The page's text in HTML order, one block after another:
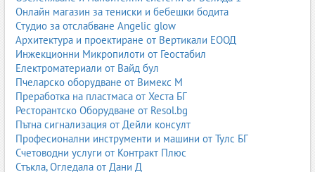
Онлайн магазин за тениски и бебешки бодита
Студио за отслабване Angelic glow
Архитектура и проектиране от Вертикали ЕООД
Инжекционни Микропилоти от Геостабил
Електроматериали от Вайд бул
Пчеларско оборудване от Вимекс М
Преработка на пластмаса от Хеста БГ
Ресторантско Оборудване от Resol.bg
Пътна сигнализация от Дейли консулт
Професионални инструменти и машини от Тулс БГ
Счетоводни услуги от Контракт Плюс
Стъкла, Огледала от Дани Д